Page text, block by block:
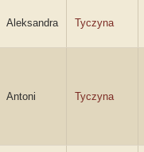
Aleksandra Tyczyna
Antoni Tyczyna